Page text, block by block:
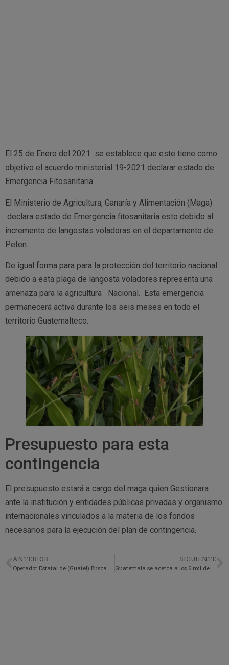
El 25 de Enero del 2021 se establece que este tiene como
objetivo el acuerdo ministerial 19-2021 declarar estado de
Emergencia Fitosanitaria
El Ministerio de Agricultura, Ganaría y Alimentación (Maga)
declara estado de Emergencia fitosanitaria esto debido al
incremento de langostas voladoras en el departamento de
Peten.
De igual forma para para la protección del territorio nacional
debido a esta plaga de langosta voladores representa una
amenaza para la agricultura Nacional. Esta emergencia
permanecerá activa durante los seis meses en todo el
territorio Guatemalteco.
Presupuesto para esta
contingencia
El presupuesto estará a cargo del maga quien Gestionara
ante la institución y entidades públicas privadas y organismo
internacionales vinculados a la materia de los fondos
necesarios para la ejecución del plan de contingencia.
ANTERIOR
Operador Estatal de (Guatel) Busca 60 millones para anillos inalámbricos
SIGUIENTE
Guatemala se acerca a los 6 mil decesos por covid-19